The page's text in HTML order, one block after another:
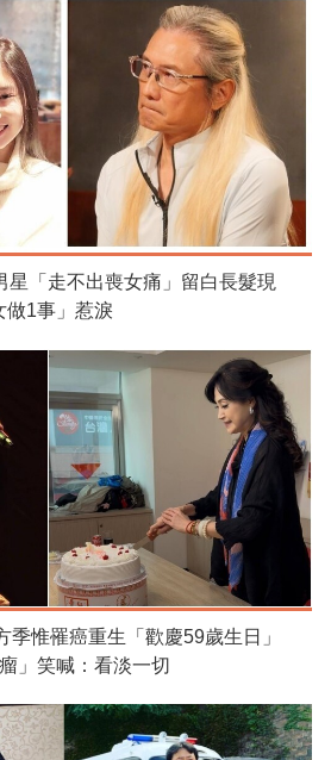
星「走不出喪女痛」留白長髮現
1事」惹淚
季惟罹癌重生「歡慶59歲生日」
」笑喊：看淡一切